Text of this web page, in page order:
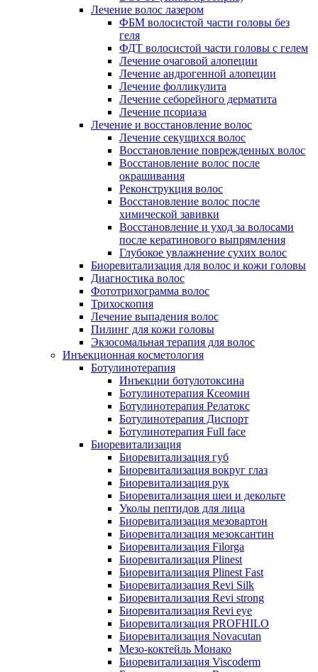
Лечение волос лазером
ФБМ волосистой части головы без
геля
ФДТ волосистой части головы с гелем
Лечение очаговой алопеции
Лечение андрогенной алопеции
Лечение фолликулита
Лечение себорейного дерматита
Лечение псориаза
Лечение и восстановление волос
Лечение секущихся волос
Восстановление поврежденных волос
Восстановление волос после
окрашивания
Реконструкция волос
Восстановление волос после
химической завивки
Восстановление и уход за волосами
после кератинового выпрямления
Глубокое увлажнение сухих волос
Биоревитализация для волос и кожи головы
Диагностика волос
Фототрихограмма волос
Трихоскопия
Лечение выпадения волос
Пилинг для кожи головы
Экзосомальная терапия для волос
Инъекционная косметология
Ботулинотерапия
Инъекции ботулотоксина
Ботулинотерапия Ксеомин
Ботулинотерапия Релатокс
Ботулинотерапия Диспорт
Ботулинотерапия Full face
Биоревитализация
Биоревитализация губ
Биоревитализация вокруг глаз
Биоревитализация рук
Биоревитализация шеи и декольте
Уколы пептидов для лица
Биоревитализация мезовартон
Биоревитализация мезоксантин
Биоревитализация Filorga
Биоревитализация Plinest
Биоревитализация Plinest Fast
Биоревитализация Revi Silk
Биоревитализация Revi strong
Биоревитализация Revi eye
Биоревитализация PROFHILO
Биоревитализация Novacutan
Мезо-коктейль Монако
Биоревитализация Viscoderm